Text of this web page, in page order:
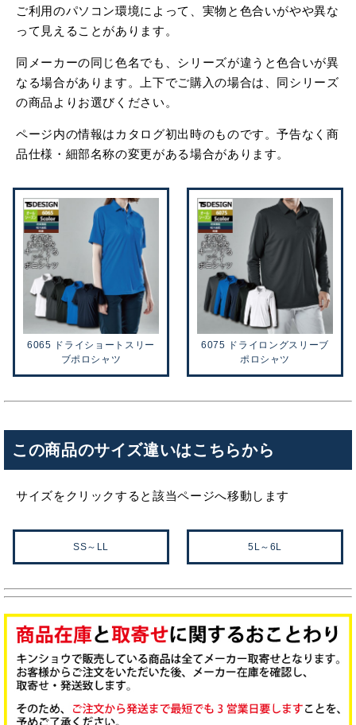
ご利用のパソコン環境によって、実物と色合いがやや異な
って見えることがあります。
同メーカーの同じ色名でも、シリーズが違うと色合いが異
なる場合があります。上下でご購入の場合は、同シリーズ
の商品よりお選びください。
ページ内の情報はカタログ初出時のものです。予告なく商
品仕様・細部名称の変更がある場合があります。
6065 ドライショートスリー
ブポロシャツ
6075 ドライロングスリーブ
ポロシャツ
この商品のサイズ違いはこちらから
サイズをクリックすると該当ページへ移動します
SS～LL 5L～6L